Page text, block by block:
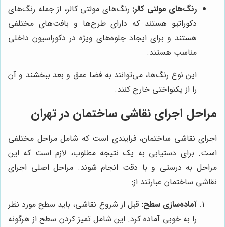
رنگ‌های مولتی کالر: رنگ‌های مولتی کالر، از جمله رنگ‌های
دکوراتیو هستند که دارای طرح‌ها و بافت‌های مختلفی
هستند و برای ایجاد جلوه‌های ویژه در دکوراسیون داخلی
مناسب هستند.
این نوع رنگ‌ها، می‌توانند به فضا عمق و بعد ببخشند و آن
را از یکنواختی خارج کنند.
مراحل اجرای نقاشی ساختمان در تهران
اجرای نقاشی ساختمان، فرایندی است که شامل مراحل مختلفی
است. برای دستیابی به یک نتیجه مطلوب، لازم است که این
مراحل به درستی و با دقت انجام شوند. مراحل اصلی اجرای
نقاشی ساختمان عبارتند از:
آماده‌سازی سطح: قبل از شروع نقاشی، باید سطح مورد نظر
را به خوبی آماده کرد. این شامل تمیز کردن سطح از هرگونه